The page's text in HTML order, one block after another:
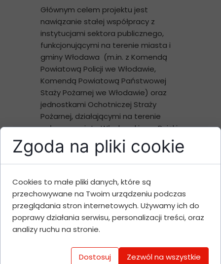
Głównym celem projektu jest
nawiązanie stałej współpracy z
instytucjami sektora publicznego,
funkcjonującymi na terenie miasta i
gminy Włodawa (m.in. z Komendą
Powiatową Policji we Włodawie,
Komendą Powiatową Państwowej
Staży Pożarnej we Włodawie) oraz
jednostkami Ochotniczej Straży
Pożarnej, działającymi na terenie
całego powiatu Włodawskiego. Dzięki
działaniom zrealizowanym w projekcie,
nawiązaliśmy stałą współpracę ze
służbami, która wpływa na poprawę
naszą wiarygodność w przestrzeni
publicznej.
Założenia projektu to:
- wzmocnienie sektora ratownictwa i
ochrony ludności poprzez podniesienie
kompetencji przewodnika i jego psa w
zakresie detekcji zapachu,
Zgoda na pliki cookie
Cookies to małe pliki danych, które są
przechowywane na Twoim urządzeniu podczas
przeglądania stron internetowych. Używamy ich do
poprawy działania serwisu, personalizacji treści, oraz
analizy ruchu na stronie.
Dostosuj Zezwól na wszystkie